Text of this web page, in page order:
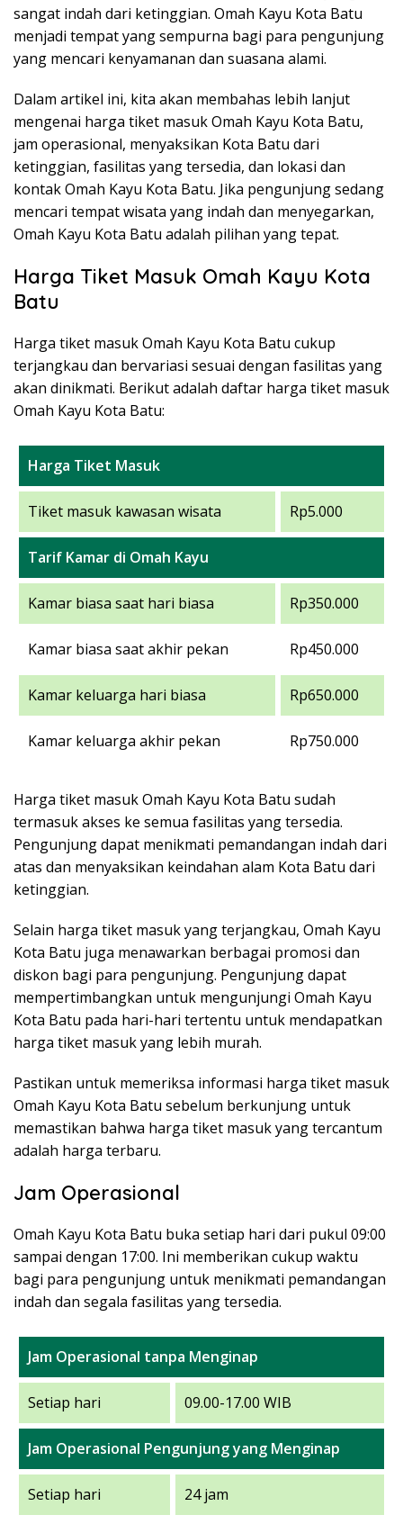
sangat indah dari ketinggian. Omah Kayu Kota Batu
menjadi tempat yang sempurna bagi para pengunjung
yang mencari kenyamanan dan suasana alami.
Dalam artikel ini, kita akan membahas lebih lanjut
mengenai harga tiket masuk Omah Kayu Kota Batu,
jam operasional, menyaksikan Kota Batu dari
ketinggian, fasilitas yang tersedia, dan lokasi dan
kontak Omah Kayu Kota Batu. Jika pengunjung sedang
mencari tempat wisata yang indah dan menyegarkan,
Omah Kayu Kota Batu adalah pilihan yang tepat.
Harga Tiket Masuk Omah Kayu Kota
Batu
Harga tiket masuk Omah Kayu Kota Batu cukup
terjangkau dan bervariasi sesuai dengan fasilitas yang
akan dinikmati. Berikut adalah daftar harga tiket masuk
Omah Kayu Kota Batu:
Harga Tiket Masuk
Tiket masuk kawasan wisata Rp5.000
Tarif Kamar di Omah Kayu
Kamar biasa saat hari biasa Rp350.000
Kamar biasa saat akhir pekan Rp450.000
Kamar keluarga hari biasa Rp650.000
Kamar keluarga akhir pekan Rp750.000
Harga tiket masuk Omah Kayu Kota Batu sudah
termasuk akses ke semua fasilitas yang tersedia.
Pengunjung dapat menikmati pemandangan indah dari
atas dan menyaksikan keindahan alam Kota Batu dari
ketinggian.
Selain harga tiket masuk yang terjangkau, Omah Kayu
Kota Batu juga menawarkan berbagai promosi dan
diskon bagi para pengunjung. Pengunjung dapat
mempertimbangkan untuk mengunjungi Omah Kayu
Kota Batu pada hari-hari tertentu untuk mendapatkan
harga tiket masuk yang lebih murah.
Pastikan untuk memeriksa informasi harga tiket masuk
Omah Kayu Kota Batu sebelum berkunjung untuk
memastikan bahwa harga tiket masuk yang tercantum
adalah harga terbaru.
Jam Operasional
Omah Kayu Kota Batu buka setiap hari dari pukul 09:00
sampai dengan 17:00. Ini memberikan cukup waktu
bagi para pengunjung untuk menikmati pemandangan
indah dan segala fasilitas yang tersedia.
Jam Operasional tanpa Menginap
Setiap hari 09.00-17.00 WIB
Jam Operasional Pengunjung yang Menginap
Setiap hari 24 jam